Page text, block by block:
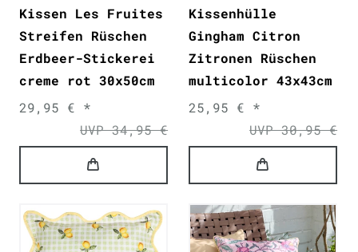
Kissen Les Fruites
Streifen Rüschen
Erdbeer-Stickerei
creme rot 30x50cm
UVP 34,95 €
29,95 € *
Kissenhülle
Gingham Citron
Zitronen Rüschen
multicolor 43x43cm
UVP 30,95 €
25,95 € *